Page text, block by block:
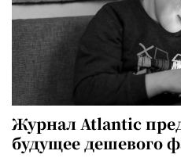
Журнал Atlantic
будущее дешевого